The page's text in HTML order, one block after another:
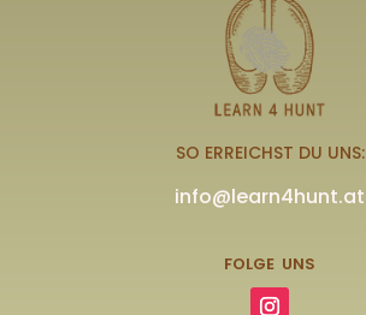
SO ERREICHST DU UNS:
info@learn4hunt.at
FOLGE UNS